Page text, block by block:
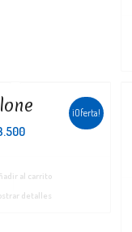
El
es:
$13.500.
¡Oferta!
al carrito
detalles